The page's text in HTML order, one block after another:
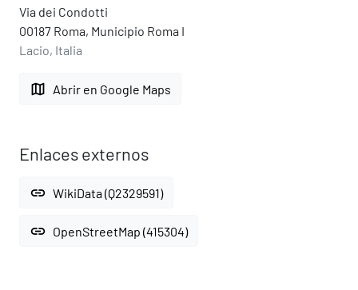
Via dei Condotti
00187 Roma, Municipio Roma I
Lacio, Italia
map Abrir en Google Maps
Enlaces externos
link WikiData (Q2329591)
link OpenStreetMap (415304)